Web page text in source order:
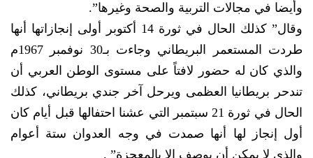
وأيضا في مجالات التربية والصحة وغيرها”.
وقال” كذلك الحال في ثورة 14 أكتوبر أولى إنجازاتها أنها
طردت المستعمر البريطاني وجاءت بـ30 نوفمبر 1967م
والذي كان له حضور لافتاً على مستوى الوطن العربي أن
تندحر بريطانيا العظمى ويرحل آخر جندي بريطاني، كذلك
الحال في ثورة 21 سبتمبر التي عشنا احتفالها قبل أيام كان
أول إنجاز لها أنها صمدت في وجه العدوان ستة أعوام
والذي لا يمكن أن يوصف إلا بالمعجزة” .